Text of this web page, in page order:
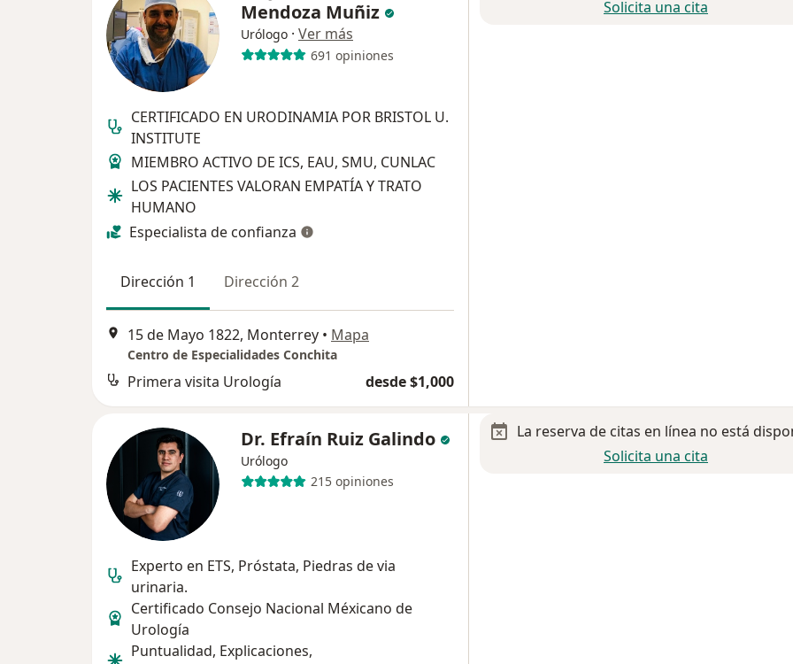
Mendoza Muñiz
Urólogo · Ver más
691 opiniones
CERTIFICADO EN URODINAMIA POR BRISTOL U.
INSTITUTE
MIEMBRO ACTIVO DE ICS, EAU, SMU, CUNLAC
LOS PACIENTES VALORAN EMPATÍA Y TRATO
HUMANO
Especialista de confianza
Dirección 1 Dirección 2
15 de Mayo 1822, Monterrey • Mapa
Centro de Especialidades Conchita
Primera visita Urología desde $1,000
Solicita una cita
Dr. Efraín Ruiz Galindo
Urólogo
215 opiniones
Experto en ETS, Próstata, Piedras de via
urinaria.
Certificado Consejo Nacional Méxicano de
Urología
Puntualidad, Explicaciones,
La reserva de citas en línea no está
Solicita una cita